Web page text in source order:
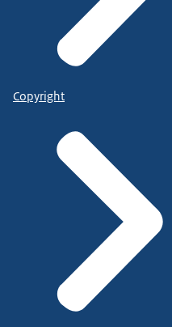
Copyright